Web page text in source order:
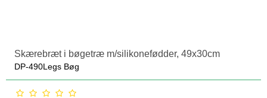
Skærebræt i bøgetræ m/silikonefødder, 49x30cm
DP-490Legs Bøg